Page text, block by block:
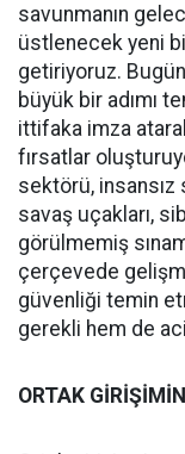
savunmanın
üstlenecek yeni
getiriyoruz.
büyük bir adımı
ittifaka imza
fırsatlar
sektörü, insansız
savaş uçakları,
görülmemiş
çerçevede
güvenliği temin
gerekli hem de
ORTAK